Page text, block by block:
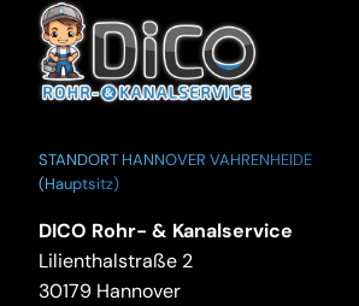
STANDORT HANNOVER VAHRENHEIDE
(Hauptsitz)
DICO Rohr- & Kanalservice
Lilienthalstraße 2
30179 Hannover